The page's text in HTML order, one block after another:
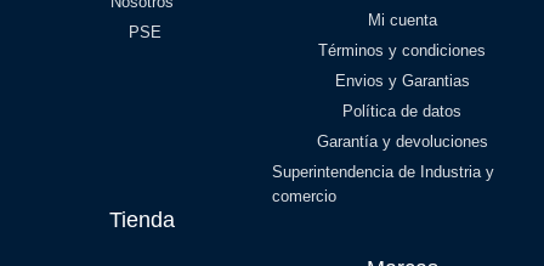
PSE
Mi cuenta
Términos y condiciones
Envios y Garantias
Política de datos
Garantía y devoluciones
Superintendencia de Industria y
comercio
Tienda